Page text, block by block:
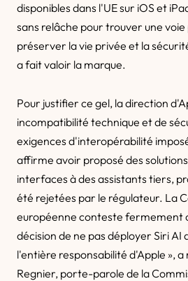
disponibles dans l'UE sur iOS et
sans relâche pour trouver une
préserver la vie privée et la
a fait valoir la marque.
Pour justifier ce gel, la direction
incompatibilité technique et de
exigences d'interopérabilité
affirme avoir proposé des
interfaces à des assistants tiers,
été rejetées par le régulateur. La
européenne conteste fermement
décision de ne pas déployer Siri AI
l'entière responsabilité d'Apple », a
Regnier, porte-parole de la